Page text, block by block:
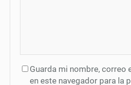
Guarda mi nombre, correo
en este navegador para la